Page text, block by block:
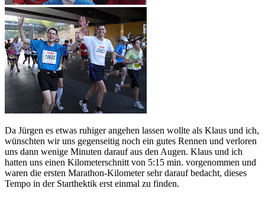
Da Jürgen es etwas ruhiger angehen lassen wollte als Klaus und ich,
wünschten wir uns gegenseitig noch ein gutes Rennen und verloren
uns dann wenige Minuten darauf aus den Augen. Klaus und ich
hatten uns einen Kilometerschnitt von 5:15 min. vorgenommen und
waren die ersten Marathon-Kilometer sehr darauf bedacht, dieses
Tempo in der Starthektik erst einmal zu finden.